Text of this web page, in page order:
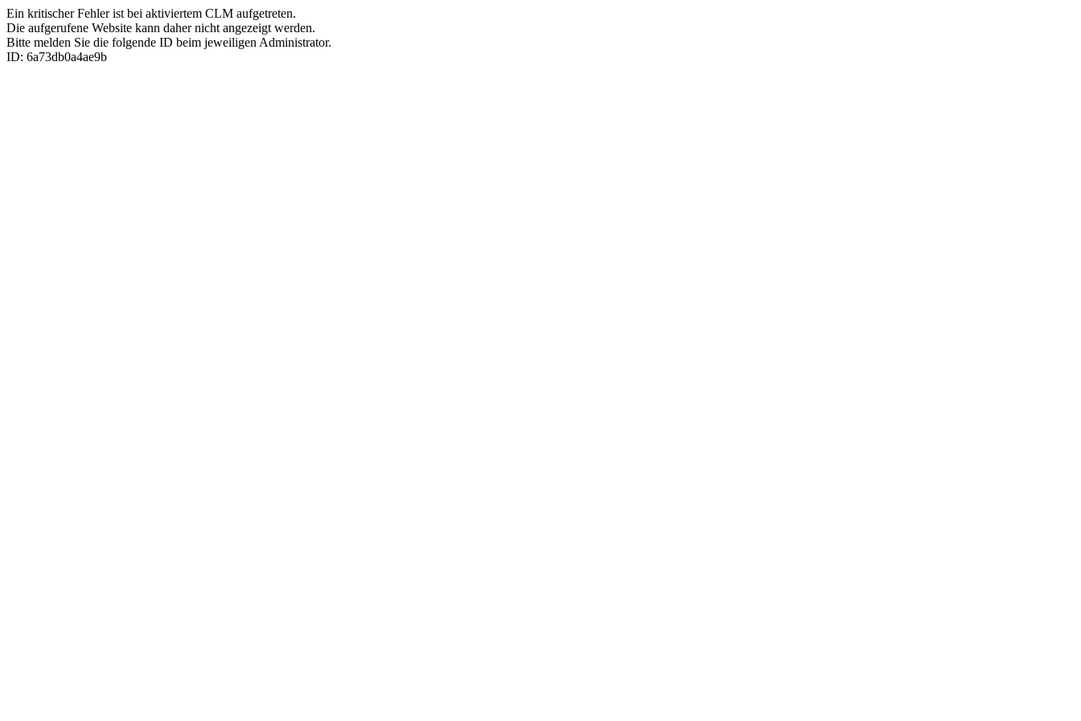
Ein kritischer Fehler ist bei aktiviertem CLM aufgetreten.
Die aufgerufene Website kann daher nicht angezeigt werden.
Bitte melden Sie die folgende ID beim jeweiligen Administrator.
ID: 6a73db0a4ae9b